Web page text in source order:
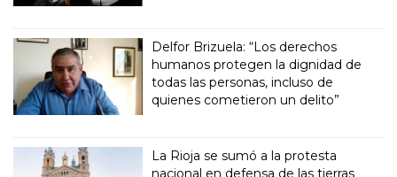
Delfor Brizuela: “Los derechos
humanos protegen la dignidad de
todas las personas, incluso de
quienes cometieron un delito”
La Rioja se sumó a la protesta
nacional en defensa de las tierras